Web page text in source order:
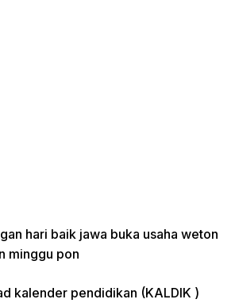
hari baik jawa buka usaha weton
minggu pon
kalender pendidikan (KALDIK )